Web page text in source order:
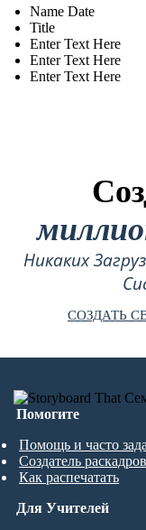
Name Date
Title
Enter Text Here
Enter Text Here
Enter Text Here
Никаких
СОЗДАТЬ
Помогите
Помощь и часто
Создатель
Как распечатать
Для Учителей